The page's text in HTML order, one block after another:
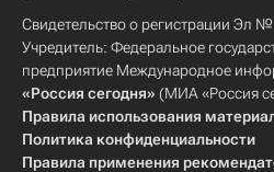
Свидетельство о регистрации Эл
Учредитель: Федеральное
предприятие Международное
«Россия сегодня» (МИА «Россия
Правила использования
Политика конфиденциальности
Правила применения